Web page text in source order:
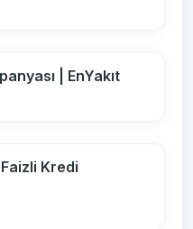
| EnYakıt
Kredi